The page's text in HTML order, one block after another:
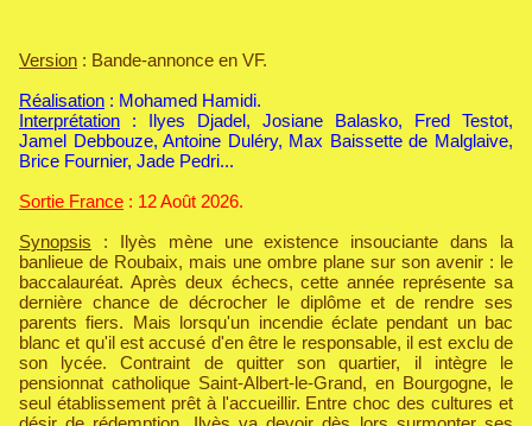
Version : Bande-annonce en VF.
Réalisation : Mohamed Hamidi.
Interprétation : Ilyes Djadel, Josiane Balasko, Fred Testot,
Jamel Debbouze, Antoine Duléry, Max Baissette de Malglaive,
Brice Fournier, Jade Pedri...
Sortie France : 12 Août 2026.
Synopsis : Ilyès mène une existence insouciante dans la
banlieue de Roubaix, mais une ombre plane sur son avenir : le
baccalauréat. Après deux échecs, cette année représente sa
dernière chance de décrocher le diplôme et de rendre ses
parents fiers. Mais lorsqu'un incendie éclate pendant un bac
blanc et qu'il est accusé d'en être le responsable, il est exclu de
son lycée. Contraint de quitter son quartier, il intègre le
pensionnat catholique Saint-Albert-le-Grand, en Bourgogne, le
seul établissement prêt à l'accueillir. Entre choc des cultures et